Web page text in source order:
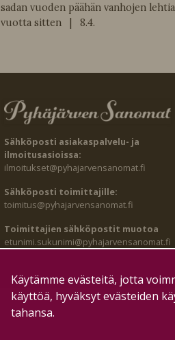
sadan vuoden päähän vanhojen
vuotta sitten | 8.4.
Sähköposti asiakaspalvelu- ja
ilmoitusasioissa:
ilmoitukset@pyhajarvensanomat.fi
Sähköposti toimittajille:
toimitus@pyhajarvensanomat.fi
Toimittajien sähköpostit muotoa
etunimi.sukunimi@pyhajarvensanomat.fi
Käytämme evästeitä, jotta
käyttöä, hyväksyt evästeiden
tahansa.